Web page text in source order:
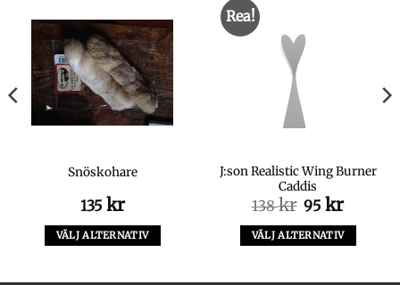
Snöskohare
135 kr
VÄLJ ALTERNATIV
Rea!
J:son Realistic Wing Burner
Caddis
138kr Det
ursprungliga
priset
var:
95krDet
priset
är:
VÄLJ ALTERNATIV